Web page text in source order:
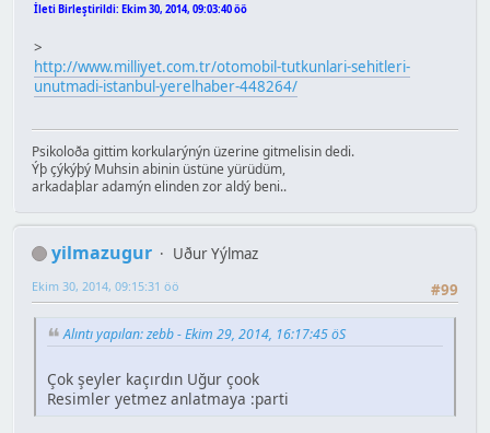
İleti Birleştirildi: Ekim 30, 2014, 09:03:40 öö
>
http://www.milliyet.com.tr/otomobil-tutkunlari-sehitleri-
unutmadi-istanbul-yerelhaber-448264/
Psikoloða gittim korkularýnýn üzerine gitmelisin dedi.
Ýþ çýkýþý Muhsin abinin üstüne yürüdüm,
arkadaþlar adamýn elinden zor aldý beni..
yilmazugur
Uður Yýlmaz
#99
Ekim 30, 2014, 09:15:31 öö
Alıntı yapılan: zebb - Ekim 29, 2014, 16:17:45 öS
Çok şeyler kaçırdın Uğur çook
Resimler yetmez anlatmaya :parti